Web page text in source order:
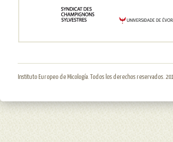
Instituto Europeo de Micología. Todos los derechos reservados.